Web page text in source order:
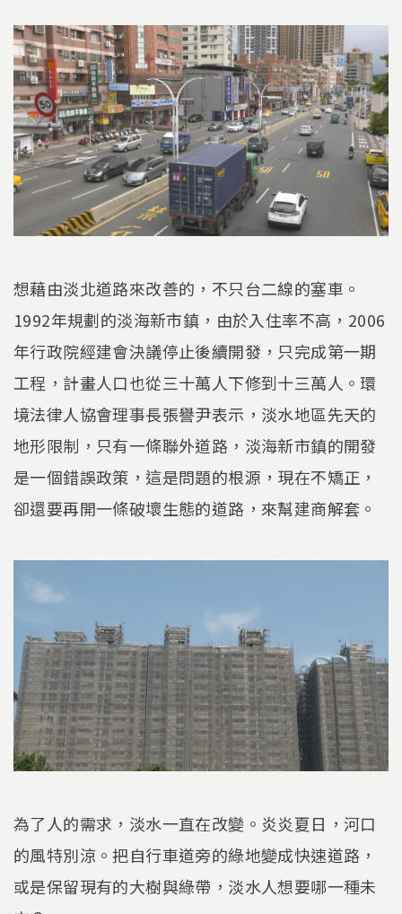
想藉由淡北道路來改善的，不只台二線的塞車。
1992年規劃的淡海新市鎮，由於入住率不高，2006
年行政院經建會決議停止後續開發，只完成第一期
工程，計畫人口也從三十萬人下修到十三萬人。環
境法律人協會理事長張譽尹表示，淡水地區先天的
地形限制，只有一條聯外道路，淡海新市鎮的開發
是一個錯誤政策，這是問題的根源，現在不矯正，
卻還要再開一條破壞生態的道路，來幫建商解套。
為了人的需求，淡水一直在改變。炎炎夏日，河口
的風特別涼。把自行車道旁的綠地變成快速道路，
或是保留現有的大樹與綠帶，淡水人想要哪一種未